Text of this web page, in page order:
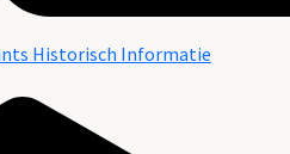
Historisch Informatie